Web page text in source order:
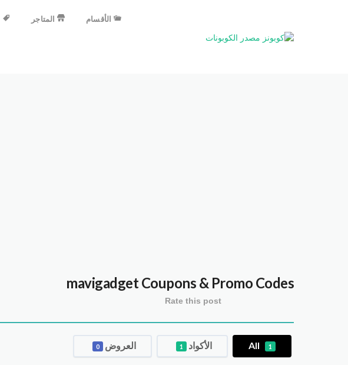
المتاجر الأقسام
mavigadgetCoupons & Promo Codes
Rate this post
All 1 الأكواد 1 العروض 0